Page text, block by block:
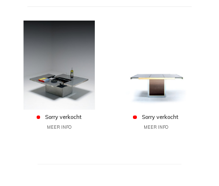
Sorry verkocht
MEER INFO
Sorry verkocht
MEER INFO